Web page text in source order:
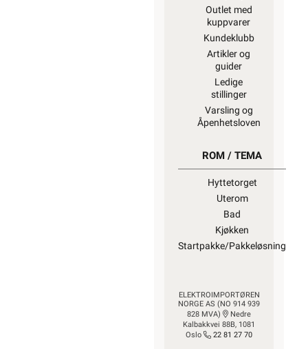
Outlet med
kuppvarer
Kundeklubb
Artikler og
guider
Ledige
stillinger
Varsling og
Åpenhetsloven
ROM / TEMA
Hyttetorget
Uterom
Bad
Kjøkken
Startpakke/Pakkeløsning
ELEKTROIMPORTØREN
NORGE AS (NO 914 939
828 MVA)
Nedre
Kalbakkvei 88B, 1081
Oslo
22 81 27 70